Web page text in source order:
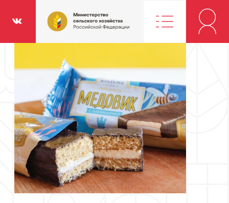
Министерство
сельского
хозяйства
Вконтакте